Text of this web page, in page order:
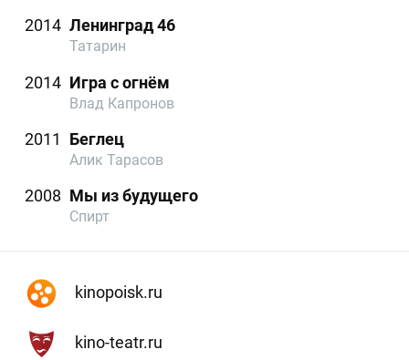
2014 Ленинград 46
Татарин
2014 Игра с огнём
Влад Капронов
2011 Беглец
Алик Тарасов
2008 Мы из будущего
Спирт
kinopoisk.ru
kino-teatr.ru